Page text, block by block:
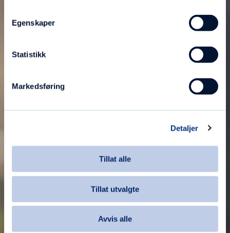
Egenskaper
Statistikk
Markedsføring
Detaljer
Tillat alle
Tillat utvalgte
Avvis alle